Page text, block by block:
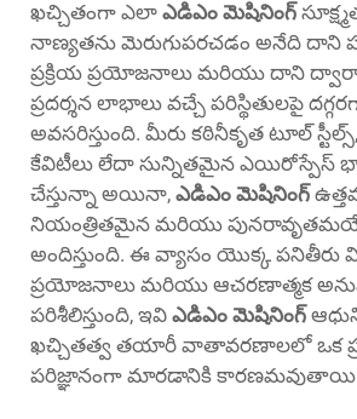
ఖచ్చితంగా ఎలా ఎడిఎం మెషినింగ్
నాణ్యతను మెరుగుపరచడం అనేది దాని
ప్రక్రియ ప్రయోజనాలు మరియు దాని
ప్రదర్శన లాభాలు వచ్చే పరిస్థితులపై
అవసరిస్తుంది. మీరు కఠినీకృత టూల్ స్టీల్స్,
కేవిటీలు లేదా సున్నితమైన ఎయిరోస్పేస్
చేస్తున్నా అయినా, ఎడిఎం మెషినింగ్
నియంత్రితమైన మరియు
అందిస్తుంది. ఈ వ్యాసం యొక్క పనితీరు
ప్రయోజనాలు మరియు ఆచరణాత్మక
పరిశీలిస్తుంది, ఇవి ఎడిఎం మెషినింగ్
ఖచ్చితత్వ తయారీ వాతావరణాలలో ఒక
పరిజ్ఞానంగా మారడానికి